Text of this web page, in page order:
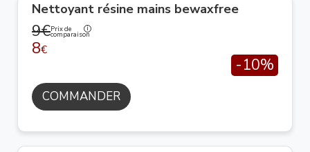
Nettoyant résine mains bewaxfree
9€Prix de
comparaison
8€
-10%
COMMANDER